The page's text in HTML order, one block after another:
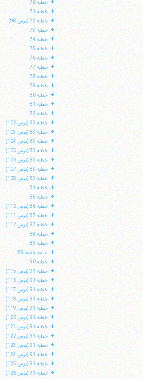
+ خطبه 70
+ خطبه 71
+ خطبه 72 (درس 98)
+ خطبه 73
+ خطبه 74
+ خطبه 75
+ خطبه 76
+ خطبه 77
+ خطبه 78
+ خطبه 79
+ خطبه 80
+ خطبه 81
+ خطبه 82
+ خطبه 83 (درس 102)
+ خطبه 83 (درس 103)
+ خطبه 83 (درس 104)
+ خطبه 83 (درس 105)
+ خطبه 83 (درس 106)
+ خطبه 83 (درس 107)
+ خطبه 83 (درس 108)
+ خطبه 84
+ خطبه 85
+ خطبه 86 (درس 110)
+ خطبه 87 (درس 111)
+ خطبه 87 (درس 112)
+ خطبه 88
+ خطبه 89
+ ادامه خطبه 89
+ خطبه 90
+ خطبه 91 (درس 115)
+ خطبه 91 (درس 116)
+ خطبه 91 (درس 117)
+ خطبه 91 (درس 118)
+ خطبه 91 (درس 119)
+ خطبه 91 (درس 120)
+ خطبه 91 (درس 121)
+ خطبه 91 (درس 122)
+ خطبه 91 (درس 123)
+ خطبه 91 (درس 124)
+ خطبه 91 (درس 125)
+ خطبه 91 (درس 126)